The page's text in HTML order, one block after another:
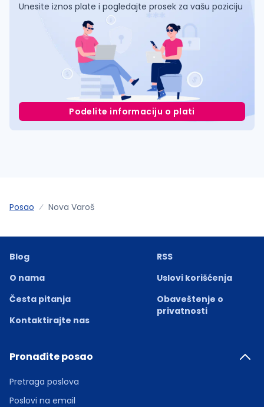
Unesite iznos plate i pogledajte prosek za vašu poziciju
Podelite informaciju o plati
Posao Nova Varoš
Blog
O nama
Česta pitanja
Kontaktirajte nas
RSS
Uslovi korišćenja
Obaveštenje o
privatnosti
Pronađite posao
Pretraga poslova
Poslovi na email